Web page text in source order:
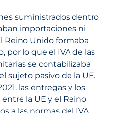
suministrados dentro
importaciones ni
Reino Unido formaba
por lo que el IVA de las
se contabilizaba
sujeto pasivo de la UE.
las entregas y los
la UE y el Reino
a las normas del IVA